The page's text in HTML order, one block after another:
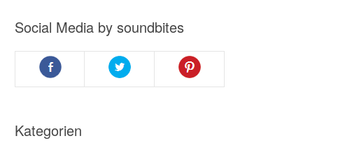
Social Media by soundbites
Kategorien